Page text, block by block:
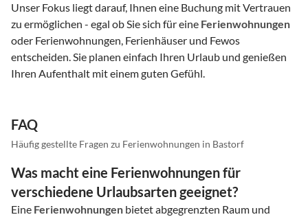
Unser Fokus liegt darauf, Ihnen eine Buchung mit Vertrauen
zu ermöglichen - egal ob Sie sich für eine Ferienwohnungen
oder Ferienwohnungen, Ferienhäuser und Fewos
entscheiden. Sie planen einfach Ihren Urlaub und genießen
Ihren Aufenthalt mit einem guten Gefühl.
FAQ
Häufig gestellte Fragen zu Ferienwohnungen in Bastorf
Was macht eine Ferienwohnungen für
verschiedene Urlaubsarten geeignet?
Eine Ferienwohnungen bietet abgegrenzten Raum und